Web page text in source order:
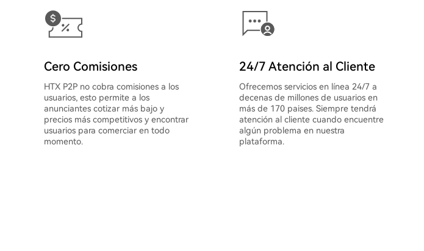
Cero Comisiones
HTX P2P no cobra comisiones a los
usuarios, esto permite a los
anunciantes cotizar más bajo y
precios más competitivos y encontrar
usuarios para comerciar en todo
momento.
24/7 Atención al Cliente
Ofrecemos servicios en línea 24/7 a
decenas de millones de usuarios en
más de 170 paises. Siempre tendrá
atención al cliente cuando encuentre
algún problema en nuestra
plataforma.